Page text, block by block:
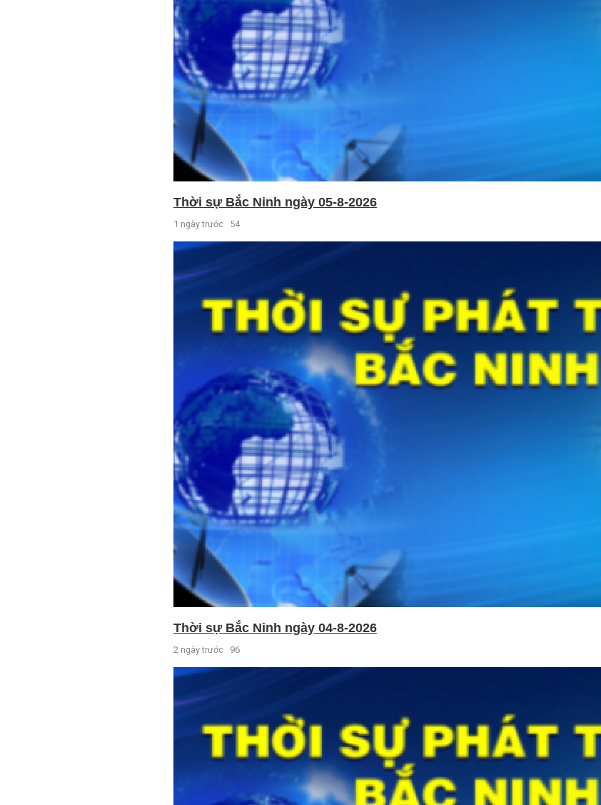
Thời sự Bắc Ninh ngày 05-8-2026
1 ngày trước 54
Thời sự Bắc Ninh ngày 04-8-2026
2 ngày trước 96